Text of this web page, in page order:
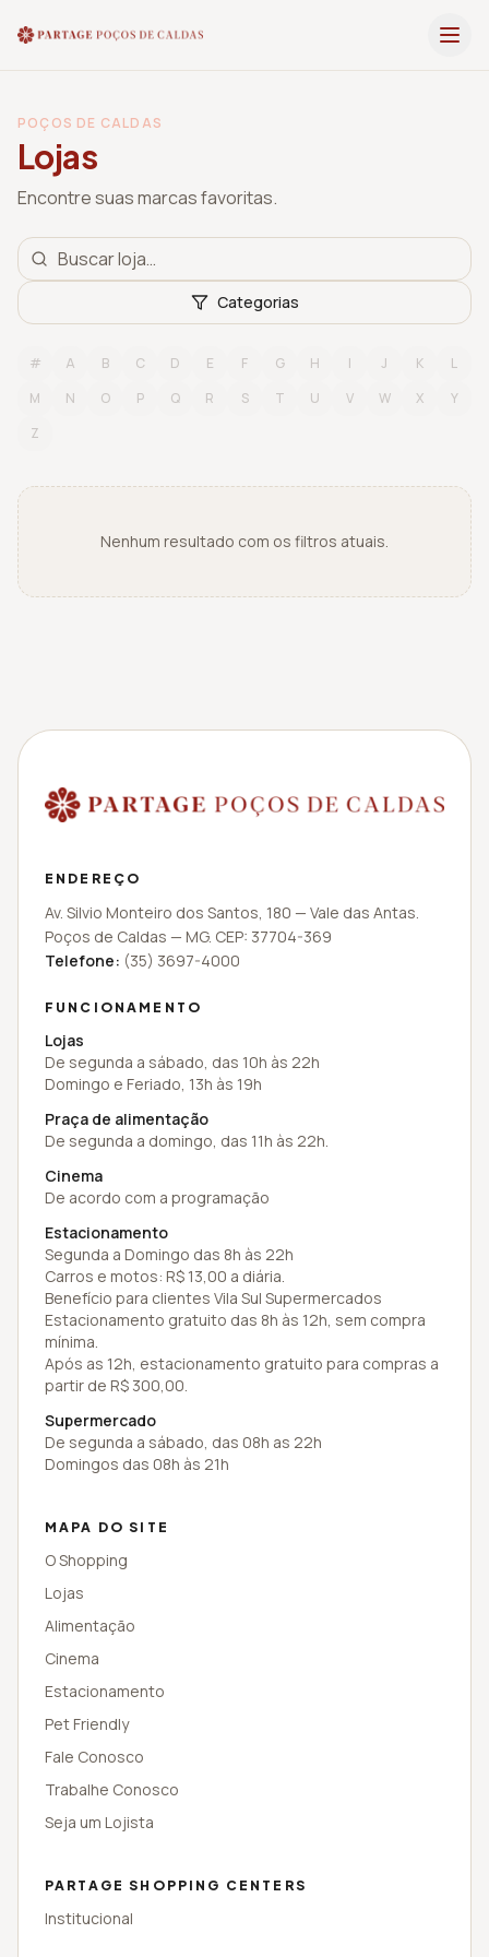
POÇOS DE CALDAS
Lojas
Encontre suas marcas favoritas.
Categorias
# A B C D E F G H I J K
L
M
N O P Q R S T U V W X
Y
Z
Nenhum resultado com os filtros atuais.
ENDEREÇO
Av. Silvio Monteiro dos Santos, 180 — Vale das Antas.
Poços de Caldas — MG. CEP: 37704-369
Telefone: (35) 3697-4000
FUNCIONAMENTO
Lojas
De segunda a sábado, das 10h às 22h
Domingo e Feriado, 13h às 19h
Praça de alimentação
De segunda a domingo, das 11h às 22h.
Cinema
De acordo com a programação
Estacionamento
Segunda a Domingo das 8h às 22h
Carros e motos: R$ 13,00 a diária.
Benefício para clientes Vila Sul Supermercados
Estacionamento gratuito das 8h às 12h, sem compra
mínima.
Após as 12h, estacionamento gratuito para compras a
partir de R$ 300,00.
Supermercado
De segunda a sábado, das 08h as 22h
Domingos das 08h às 21h
MAPA DO SITE
O Shopping
Lojas
Alimentação
Cinema
Estacionamento
Pet Friendly
Fale Conosco
Trabalhe Conosco
Seja um Lojista
PARTAGE SHOPPING CENTERS
Institucional